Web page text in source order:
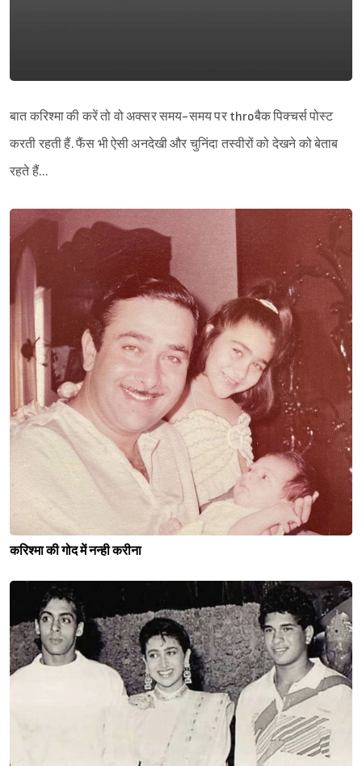
Sign in
बात करिश्मा की करें तो वो अक्सर समय-समय पर throबैक पिक्चर्स पोस्ट
करती रहती हैं. फैंस भी ऐसी अनदेखी और चुनिंदा तस्वीरों को देखने को बेताब
रहते हैं…
करिश्मा की गोद में नन्ही करीना